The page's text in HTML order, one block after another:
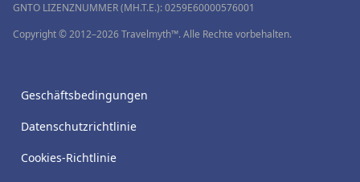
GNTO LIZENZNUMMER (MH.T.E.): 0259Ε60000576001
Copyright © 2012–2026 Travelmyth™. Alle Rechte vorbehalten.
Geschäftsbedingungen
Datenschutzrichtlinie
Cookies-Richtlinie